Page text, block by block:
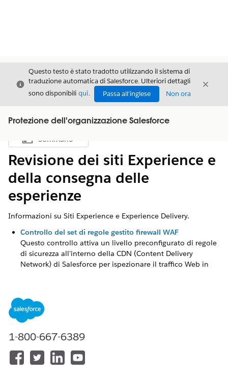
Chiudi
Questo testo è stato tradotto utilizzando il sistema di
traduzione automatica di Salesforce. Ulteriori dettagli
sono disponibili qui. Passa all'inglese Non ora
Chiudi
Protezione dell'organizzazione Salesforce
Mostra sommario
Sommario
Revisione dei siti Experience e
della consegna delle
esperienze
Informazioni su Siti Experience e Experience Delivery.
Controllo del set di regole gestito firewall WAF
Questo controllo attiva un livello preconfigurato di regole
di sicurezza all'interno della CDN (Content Delivery
Network) di Salesforce per ispezionare il traffico Web in
WAF: Definizione di regole firewall personalizzate basate
sul controllo ASN o IP
Questo controllo consente agli amministratori Salesforce
di creare filtri di protezione specifici all'interno della CDN
consentire il traffico Web in base all'indirizzo IP o al
numero di sistema autonomo di origine.
1-800-667-6389